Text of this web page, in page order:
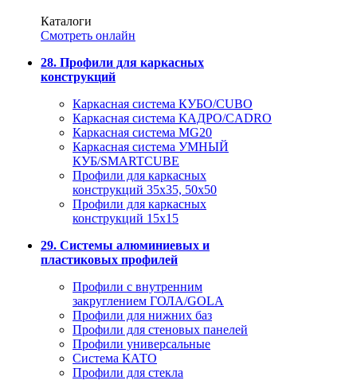
Каталоги
Смотреть онлайн
28. Профили для каркасных
конструкций
Каркасная система КУБО/CUBO
Каркасная система КАДРО/CADRO
Каркасная система MG20
Каркасная система УМНЫЙ
КУБ/SMARTCUBE
Профили для каркасных
конструкций 35x35, 50x50
Профили для каркасных
конструкций 15х15
29. Системы алюминиевых и
пластиковых профилей
Профили с внутренним
закруглением ГОЛА/GOLA
Профили для нижних баз
Профили для стеновых панелей
Профили универсальные
Система КАТО
Профили для стекла